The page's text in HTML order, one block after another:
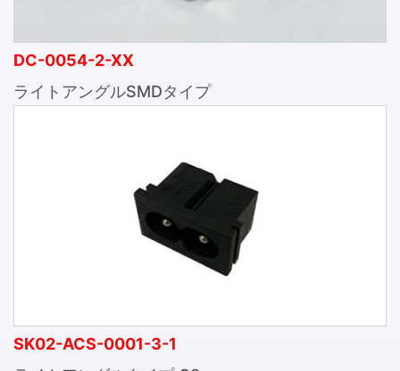
DC-0054-2-XX
ライトアングルSMDタイプ
SK02-ACS-0001-3-1